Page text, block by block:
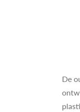
De